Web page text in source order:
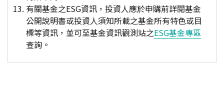
有關基金之ESG資訊，投資人應於申購前詳閱基金
公開說明書或投資人須知所載之基金所有特色或目
標等資訊，並可至基金資訊觀測站之ESG基金專區
查詢。